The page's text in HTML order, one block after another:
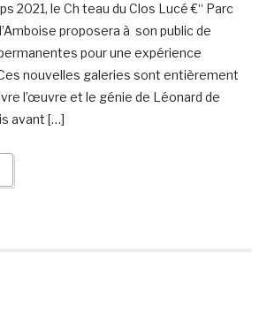
2021, le Ch teau du Clos Lucé €“ Parc
proposera à son public de
pour une expérience
nouvelles galeries sont entièrement
l’œuvre et le génie de Léonard de
avant […]